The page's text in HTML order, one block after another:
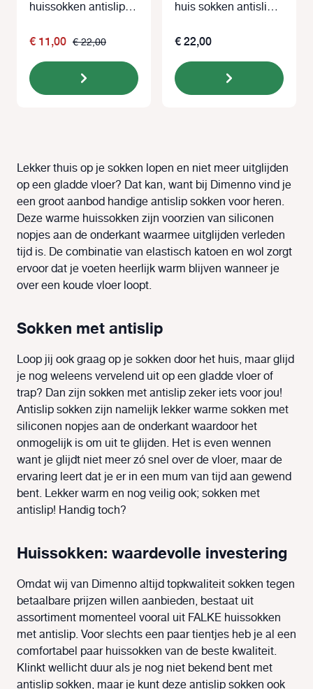
huissokken antislip
€ 11,00 € 22,00
huis sokken antislip
€ 22,00
Lekker thuis op je sokken lopen en niet meer uitglijden
op een gladde vloer? Dat kan, want bij Dimenno vind je
een groot aanbod handige antislip sokken voor heren.
Deze warme huissokken zijn voorzien van siliconen
nopjes aan de onderkant waarmee uitglijden verleden
tijd is. De combinatie van elastisch katoen en wol zorgt
ervoor dat je voeten heerlijk warm blijven wanneer je
over een koude vloer loopt.
Sokken met antislip
Loop jij ook graag op je sokken door het huis, maar glijd
je nog weleens vervelend uit op een gladde vloer of
trap? Dan zijn sokken met antislip zeker iets voor jou!
Antislip sokken zijn namelijk lekker warme sokken met
siliconen nopjes aan de onderkant waardoor het
onmogelijk is om uit te glijden. Het is even wennen
want je glijdt niet meer zó snel over de vloer, maar de
ervaring leert dat je er in een mum van tijd aan gewend
bent. Lekker warm en nog veilig ook; sokken met
antislip! Handig toch?
Huissokken: waardevolle investering
Omdat wij van Dimenno altijd topkwaliteit sokken tegen
betaalbare prijzen willen aanbieden, bestaat uit
assortiment momenteel vooral uit FALKE huissokken
met antislip. Voor slechts een paar tientjes heb je al een
comfortabel paar huissokken van de beste kwaliteit.
Klinkt wellicht duur als je nog niet bekend bent met
antislip sokken, maar je kunt deze antislip sokken ook